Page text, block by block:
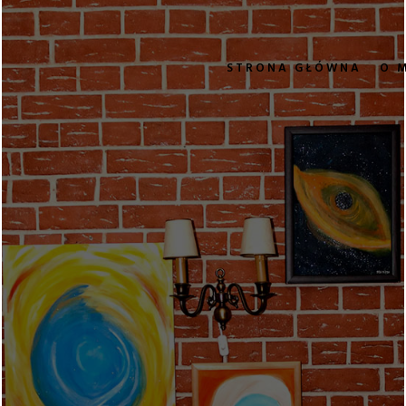
STRONA GŁÓWNA O